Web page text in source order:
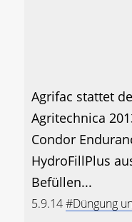
Agrifac stattet
Agritechnica
Condor
HydroFillPlus
Befüllen...
5.9.14#Düngung